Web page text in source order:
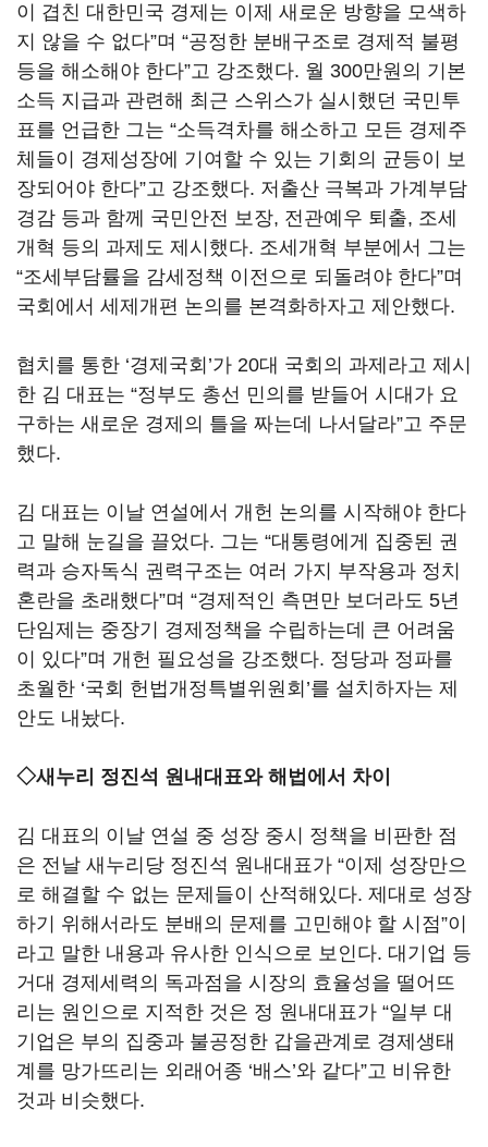
이 겹친 대한민국 경제는 이제 새로운 방향을 모색하
지 않을 수 없다”며 “공정한 분배구조로 경제적 불평
등을 해소해야 한다”고 강조했다. 월 300만원의 기본
소득 지급과 관련해 최근 스위스가 실시했던 국민투
표를 언급한 그는 “소득격차를 해소하고 모든 경제주
체들이 경제성장에 기여할 수 있는 기회의 균등이 보
장되어야 한다”고 강조했다. 저출산 극복과 가계부담
경감 등과 함께 국민안전 보장, 전관예우 퇴출, 조세
개혁 등의 과제도 제시했다. 조세개혁 부분에서 그는
“조세부담률을 감세정책 이전으로 되돌려야 한다”며
국회에서 세제개편 논의를 본격화하자고 제안했다.
협치를 통한 ‘경제국회’가 20대 국회의 과제라고 제시
한 김 대표는 “정부도 총선 민의를 받들어 시대가 요
구하는 새로운 경제의 틀을 짜는데 나서달라”고 주문
했다.
김 대표는 이날 연설에서 개헌 논의를 시작해야 한다
고 말해 눈길을 끌었다. 그는 “대통령에게 집중된 권
력과 승자독식 권력구조는 여러 가지 부작용과 정치
혼란을 초래했다”며 “경제적인 측면만 보더라도 5년
단임제는 중장기 경제정책을 수립하는데 큰 어려움
이 있다”며 개헌 필요성을 강조했다. 정당과 정파를
초월한 ‘국회 헌법개정특별위원회’를 설치하자는 제
안도 내놨다.
◇새누리 정진석 원내대표와 해법에서 차이
김 대표의 이날 연설 중 성장 중시 정책을 비판한 점
은 전날 새누리당 정진석 원내대표가 “이제 성장만으
로 해결할 수 없는 문제들이 산적해있다. 제대로 성장
하기 위해서라도 분배의 문제를 고민해야 할 시점”이
라고 말한 내용과 유사한 인식으로 보인다. 대기업 등
거대 경제세력의 독과점을 시장의 효율성을 떨어뜨
리는 원인으로 지적한 것은 정 원내대표가 “일부 대
기업은 부의 집중과 불공정한 갑을관계로 경제생태
계를 망가뜨리는 외래어종 ‘배스’와 같다”고 비유한
것과 비슷했다.